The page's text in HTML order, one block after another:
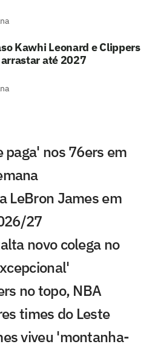
Kawhi Leonard e Clippers
até 2027
paga' nos 76ers em
LeBron James em
27
novo colega no
no topo, NBA
times do Leste
viveu 'montanha-